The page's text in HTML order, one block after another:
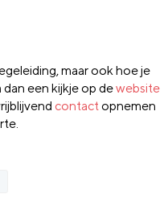
maar ook hoe je
een kijkje op dewebsite
contactopnemen